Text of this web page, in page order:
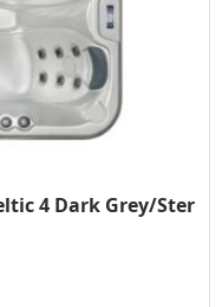
4 Dark Grey/Ster